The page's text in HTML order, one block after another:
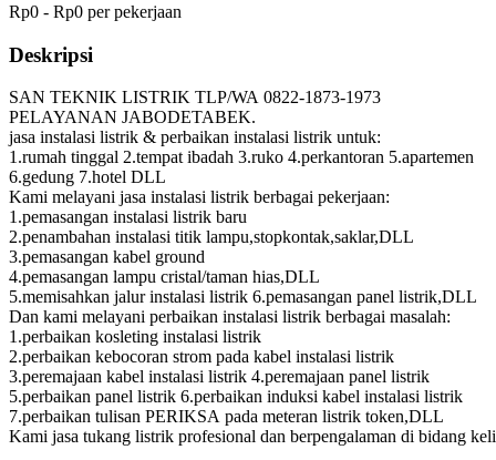
Rp0 - Rp0 per pekerjaan
Deskripsi
SAN TEKNIK LISTRIK TLP/WA 0822-1873-1973
PELAYANAN JABODETABEK.
jasa instalasi listrik & perbaikan instalasi listrik untuk:
1.rumah tinggal 2.tempat ibadah 3.ruko 4.perkantoran 5.apartemen
6.gedung 7.hotel DLL
Kami melayani jasa instalasi listrik berbagai pekerjaan:
1.pemasangan instalasi listrik baru
2.penambahan instalasi titik lampu,stopkontak,saklar,DLL
3.pemasangan kabel ground
4.pemasangan lampu cristal/taman hias,DLL
5.memisahkan jalur instalasi listrik 6.pemasangan panel listrik,DLL
Dan kami melayani perbaikan instalasi listrik berbagai masalah:
1.perbaikan kosleting instalasi listrik
2.perbaikan kebocoran strom pada kabel instalasi listrik
3.peremajaan kabel instalasi listrik 4.peremajaan panel listrik
5.perbaikan panel listrik 6.perbaikan induksi kabel instalasi listrik
7.perbaikan tulisan PERIKSA pada meteran listrik token,DLL
Kami jasa tukang listrik profesional dan berpengalaman di bidang